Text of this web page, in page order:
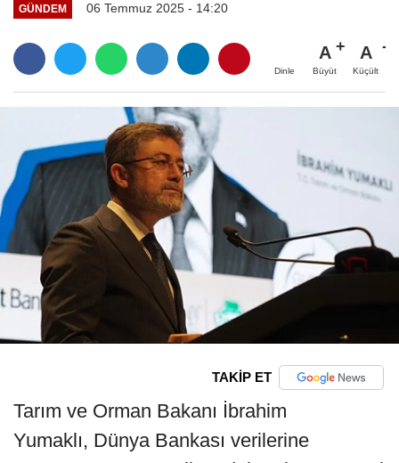
GÜNDEM 06 Temmuz 2025 - 14:20
Dinle
A
Büyüt
A
Küçült
TAKİP ET
Tarım ve Orman Bakanı İbrahim
Yumaklı, Dünya Bankası verilerine